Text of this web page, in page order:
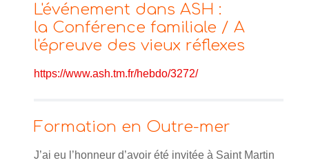
L'événement dans ASH :
la Conférence familiale / A
l'épreuve des vieux réflexes
https://www.ash.tm.fr/hebdo/3272/
Formation en Outre-mer
J’ai eu l’honneur d’avoir été invitée à Saint Martin